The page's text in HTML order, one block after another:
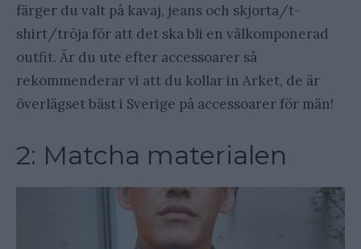
färger du valt på kavaj, jeans och skjorta/t-
shirt/tröja för att det ska bli en välkomponerad
outfit. Är du ute efter accessoarer så
rekommenderar vi att du kollar in Arket, de är
överlägset bäst i Sverige på accessoarer för män!
2: Matcha materialen